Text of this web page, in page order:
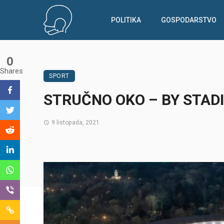
POLITIKA GOSPODARSTVO
SPORT
STRUČNO OKO – BY
9 listopada, 2021
0
Shares